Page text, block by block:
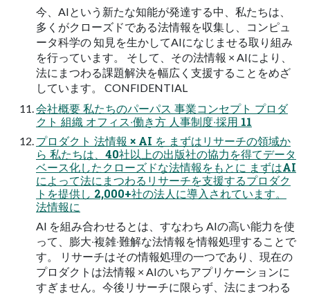
今、AIという新たな知能が発達する中、私たちは、
多くがクローズドである法情報を収集し、コンピュ
ータ科学の 知⾒を⽣かしてAIになじませる取り組み
を⾏っています。 そして、その法情報 × AIにより、
法にまつわる課題解決を幅広く⽀援することをめざ
しています。 CONFIDENTIAL
会社概要 私たちのパーパス 事業コンセプト プロダ
クト 組織 オフィス‧働き⽅ ⼈事制度‧採⽤ 11
プロダクト 法情報 × AI を まずはリサーチの領域か
ら 私たちは、40社以上の出版社の協⼒を得てデータ
ベース化したクローズドな法情報をもとに まずはAI
によって法にまつわるリサーチを⽀援するプロダク
トを提供し 2,000+社の法⼈に導⼊されています。
法情報に
AI を組み合わせるとは、すなわち AIの⾼い能⼒を使
って、膨⼤‧複雑‧難解な法情報を情報処理することで
す。 リサーチはその情報処理の⼀つであり、現在の
プロダクトは法情報 × AIのいちアプリケーションに
すぎません。今後リサーチに限らず、法にまつわる